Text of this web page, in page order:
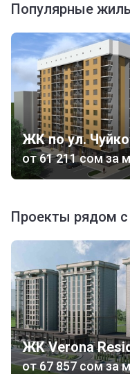
Популярные
ЖК по ул.
от‍61 211 сомза м
Проекты рядом
ЖК Verona
от‍67 857 сомза м